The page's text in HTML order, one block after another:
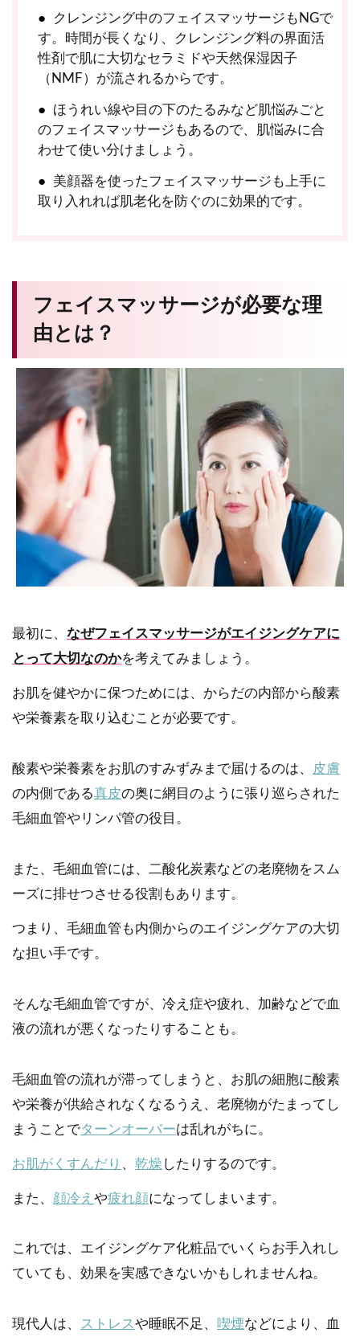
クレンジング中のフェイスマッサージもNGで
す。時間が長くなり、クレンジング料の界面活
性剤で肌に大切なセラミドや天然保湿因子
（NMF）が流されるからです。
ほうれい線や目の下のたるみなど肌悩みごと
のフェイスマッサージもあるので、肌悩みに合
わせて使い分けましょう。
美顔器を使ったフェイスマッサージも上手に
取り入れれば肌老化を防ぐのに効果的です。
フェイスマッサージが必要な理
由とは？
最初に、 なぜフェイスマッサージがエイジングケアに
とって大切なのかを考えてみましょう。
お肌を健やかに保つためには、からだの内部から酸素
や栄養素を取り込むことが必要です。
酸素や栄養素をお肌のすみずみまで届けるのは、
皮膚
の内側である真皮の奥に網目のように張り巡らされた
毛細血管やリンパ管の役目。
また、毛細血管には、二酸化炭素などの老廃物をスム
ーズに排せつさせる役割もあります。
つまり、毛細血管も内側からのエイジングケアの大切
な担い手です。
そんな毛細血管ですが、冷え症や疲れ、加齢などで血
液の流れが悪くなったりすることも。
毛細血管の流れが滞ってしまうと、お肌の細胞に酸素
や栄養が供給されなくなるうえ、老廃物がたまってし
まうことでターンオーバーは乱れがちに。
お肌がくすんだり 、 乾燥 したりするのです。
また、 顔冷え や疲れ顔になってしまいます。
これでは、エイジングケア化粧品でいくらお手入れし
ていても、効果を実感できないかもしれませんね。
現代人は、 ストレスや睡眠不足、 喫煙などにより、血